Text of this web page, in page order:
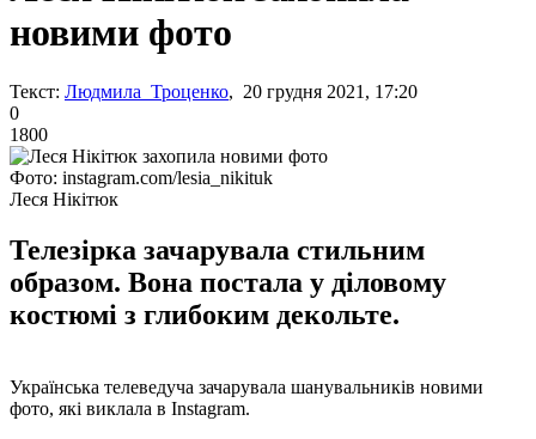
новими фото
Текст: Людмила Троценко, 20 грудня 2021, 17:20
0
1800
Фото: instagram.com/lesia_nikituk
Леся Нікітюк
Телезірка зачарувала стильним
образом. Вона постала у діловому
костюмі з глибоким декольте.
Українська телеведуча зачарувала шанувальників новими
фото, які виклала в Instagram.